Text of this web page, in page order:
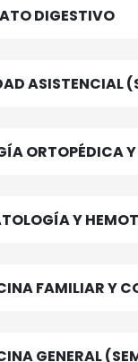
DIGESTIVO
ASISTENCIAL
ORTOPÉDICA
Y
FAMILIAR Y
GENERAL